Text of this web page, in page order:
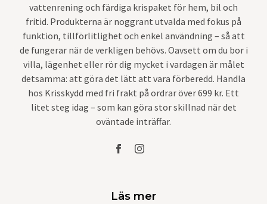
vattenrening och färdiga krispaket för hem, bil och
fritid. Produkterna är noggrant utvalda med fokus på
funktion, tillförlitlighet och enkel användning – så att
de fungerar när de verkligen behövs. Oavsett om du bor i
villa, lägenhet eller rör dig mycket i vardagen är målet
detsamma: att göra det lätt att vara förberedd. Handla
hos Krisskydd med fri frakt på ordrar över 699 kr. Ett
litet steg idag – som kan göra stor skillnad när det
oväntade inträffar.
Läs mer